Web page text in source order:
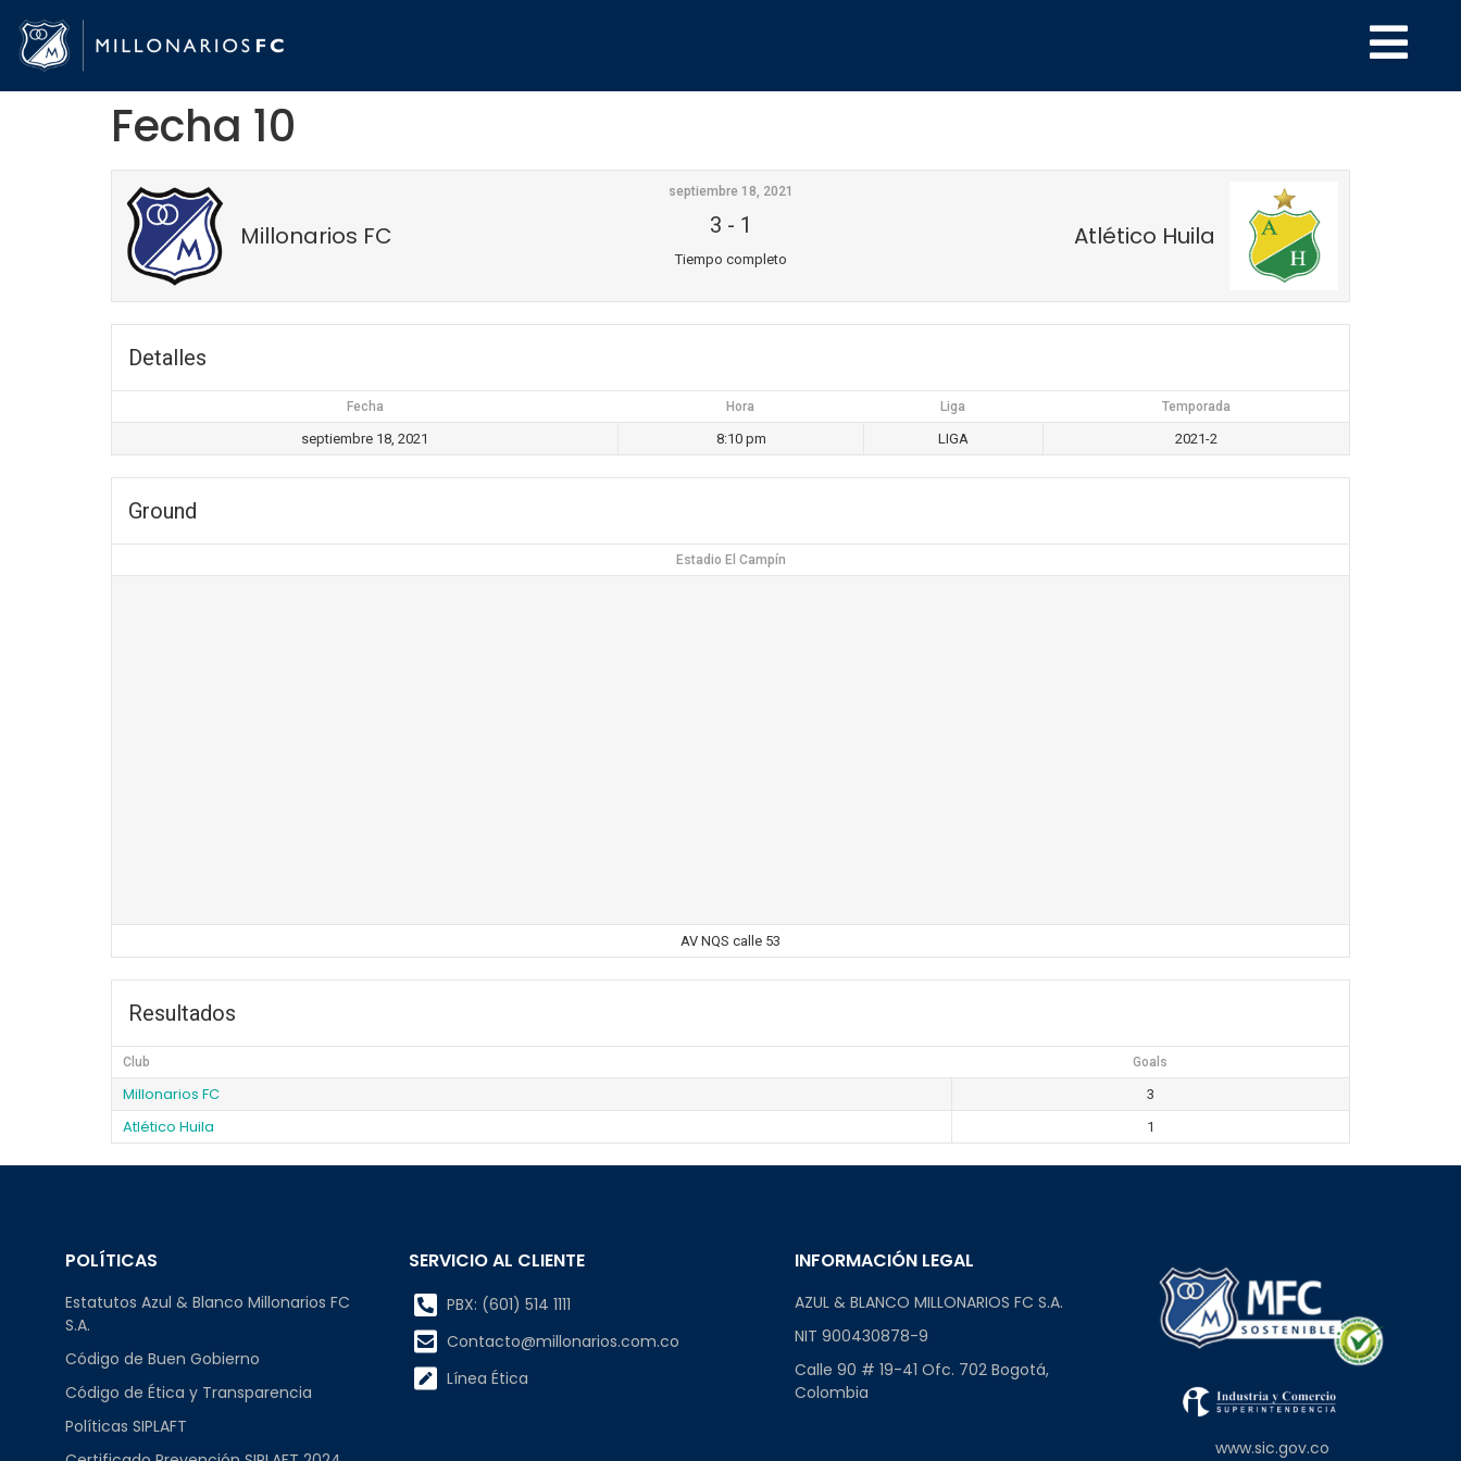
Fecha 10
Millonarios FC Atlético Huila
septiembre 18, 2021
3 - 1
Tiempo completo
Detalles
Fecha Hora Liga Temporada
septiembre 18, 2021 8:10 pm LIGA 2021-2
Ground
Estadio El Campín
AV NQS calle 53
Resultados
Club Goals
Millonarios FC 3
Atlético Huila 1
POLÍTICAS
Estatutos Azul & Blanco Millonarios FC
S.A.
Código de Buen Gobierno
Código de Ética y Transparencia
Políticas SIPLAFT
SERVICIO AL CLIENTE
PBX: (601) 514 1111
Contacto@millonarios.com.co
Línea Ética
INFORMACIÓN LEGAL
AZUL & BLANCO MILLONARIOS FC S.A.
NIT 900430878-9
Calle 90 # 19-41 Ofc. 702 Bogotá,
Colombia
www.sic.gov.co